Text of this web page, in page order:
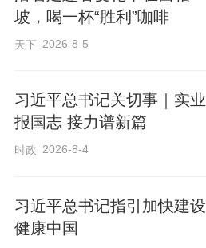
坡，喝一杯“胜利”咖啡
天下 2026-8-5
习近平总书记关切事｜实业
报国志 接力谱新篇
时政 2026-8-4
习近平总书记指引加快建设
健康中国